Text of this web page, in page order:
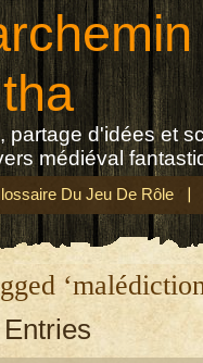
partage d'idées et
médiéval
Du Jeu De Rôle